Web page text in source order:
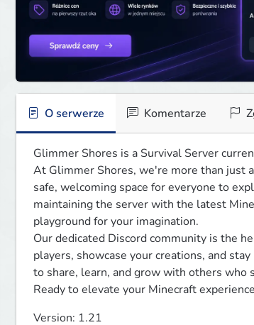
O serwerze Komentarze
Glimmer Shores is a Survival Server
At Glimmer Shores, we're more than just
safe, welcoming space for everyone to
maintaining the server with the latest
playground for your imagination.
Our dedicated Discord community is the
players, showcase your creations, and
to share, learn, and grow with others who
Ready to elevate your Minecraft
Version: 1.21